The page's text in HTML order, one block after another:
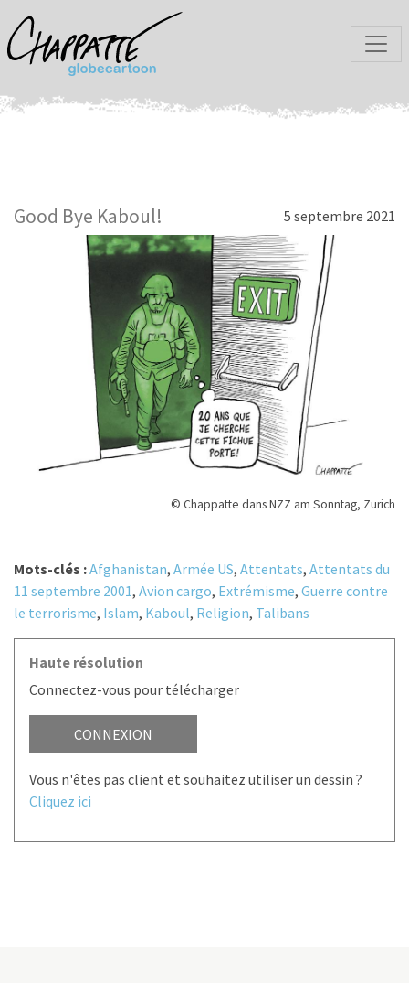
Good Bye Kaboul! 5 septembre 2021
© Chappatte dans NZZ am Sonntag, Zurich
Mots-clés :Afghanistan, Armée US, Attentats, Attentats du
11 septembre 2001, Avion cargo, Extrémisme, Guerre contre
le terrorisme, Islam, Kaboul, Religion, Talibans
Haute résolution
Connectez-vous pour télécharger
CONNEXION
Vous n'êtes pas client et souhaitez utiliser un dessin ?
Cliquez ici